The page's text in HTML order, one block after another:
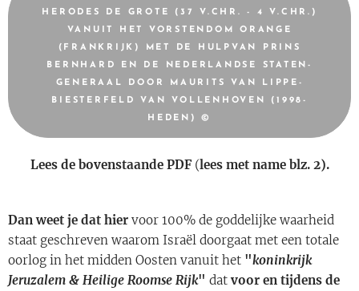
HERODES DE GROTE (37 V.CHR. - 4 V.CHR.)
VANUIT HET VORSTENDOM ORANGE
(FRANKRIJK) MET DE HULPVAN PRINS
BERNHARD EN DE NEDERLANDSE STATEN-
GENERAAL DOOR MAURITS VAN LIPPE-
BIESTERFELD VAN VOLLENHOVEN (1998-
HEDEN) ©
Lees de bovenstaande PDF (lees met name blz. 2).
Dan weet je dat hier voor 100% de goddelijke waarheid
staat geschreven waarom Israël doorgaat met een totale
oorlog in het midden Oosten vanuit het "koninkrijk
Jeruzalem & Heilige Roomse Rijk" dat voor en tijdens de